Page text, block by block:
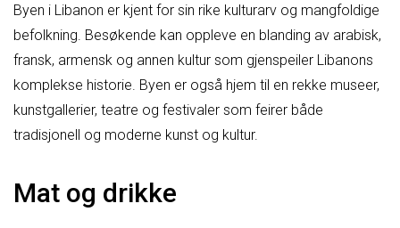
Byen i Libanon er kjent for sin rike kulturarv og mangfoldige
befolkning. Besøkende kan oppleve en blanding av arabisk,
fransk, armensk og annen kultur som gjenspeiler Libanons
komplekse historie. Byen er også hjem til en rekke museer,
kunstgallerier, teatre og festivaler som feirer både
tradisjonell og moderne kunst og kultur.
Mat og drikke